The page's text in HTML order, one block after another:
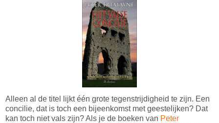
Alleen al de titel lijkt één grote tegenstrijdigheid te zijn. Een
concilie, dat is toch een bijeenkomst met geestelijken? Dat
kan toch niet vals zijn? Als je de boeken van Peter